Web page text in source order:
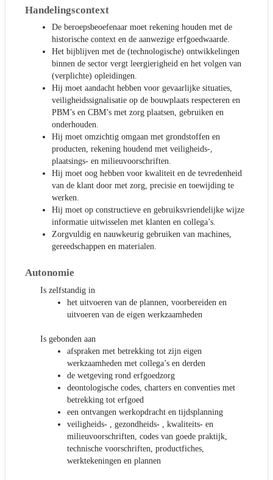
Handelingscontext
De beroepsbeoefenaar moet rekening houden met de
historische context en de aanwezige erfgoedwaarde.
Het bijblijven met de (technologische) ontwikkelingen
binnen de sector vergt leergierigheid en het volgen van
(verplichte) opleidingen.
Hij moet aandacht hebben voor gevaarlijke situaties,
veiligheidssignalisatie op de bouwplaats respecteren en
PBM’s en CBM’s met zorg plaatsen, gebruiken en
onderhouden.
Hij moet omzichtig omgaan met grondstoffen en
producten, rekening houdend met veiligheids-,
plaatsings- en milieuvoorschriften.
Hij moet oog hebben voor kwaliteit en de tevredenheid
van de klant door met zorg, precisie en toewijding te
werken.
Hij moet op constructieve en gebruiksvriendelijke wijze
informatie uitwisselen met klanten en collega’s.
Zorgvuldig en nauwkeurig gebruiken van machines,
gereedschappen en materialen.
Autonomie
Is zelfstandig in
het uitvoeren van de plannen, voorbereiden en
uitvoeren van de eigen werkzaamheden
Is gebonden aan
afspraken met betrekking tot zijn eigen
werkzaamheden met collega’s en derden
de wetgeving rond erfgoedzorg
deontologische codes, charters en conventies met
betrekking tot erfgoed
een ontvangen werkopdracht en tijdsplanning
veiligheids- , gezondheids- , kwaliteits- en
milieuvoorschriften, codes van goede praktijk,
technische voorschriften, productfiches,
werktekeningen en plannen